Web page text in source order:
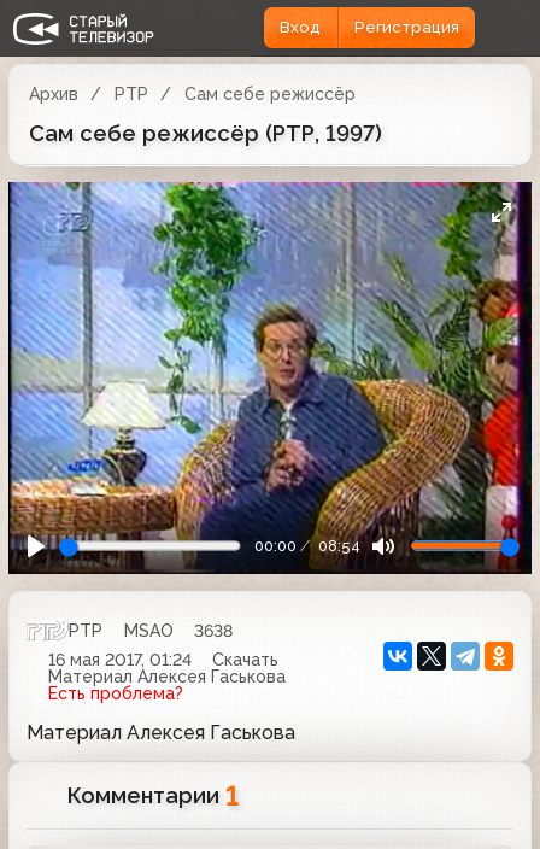
Вход Регистрация
Архив РТР Сам себе режиссёр
Сам себе режиссёр (РТР, 1997)
00:00 08:54
РТР MSAO
3638
16 мая 2017, 01:24
Скачать
Материал Алексея Гаськова
Есть проблема?
Материал Алексея Гаськова
Комментарии 1